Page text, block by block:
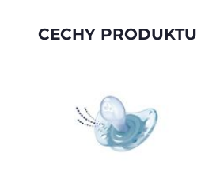
CECHY PRODUKTU